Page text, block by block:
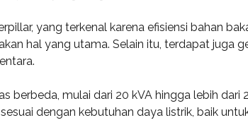
yang terkenal karena efisiensi bahan
hal yang utama. Selain itu, terdapat juga
berbeda, mulai dari 20 kVA hingga lebih dari
dengan kebutuhan daya listrik, baik